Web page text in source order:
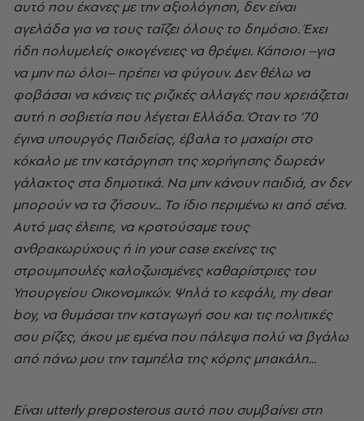
αυτό που έκανες με την αξιολόγηση, δεν είναι
αγελάδα για να τους ταΐζει όλους το δημόσιο. Έχει
ήδη πολυμελείς οικογένειες να θρέψει. Κάποιοι –για
να μην πω όλοι– πρέπει να φύγουν. Δεν θέλω να
φοβάσαι να κάνεις τις ριζικές αλλαγές που χρειάζεται
αυτή η σοβιετία που λέγεται Ελλάδα. Όταν το ’70
έγινα υπουργός Παιδείας, έβαλα το μαχαίρι στο
κόκαλο με την κατάργηση της χορήγησης δωρεάν
γάλακτος στα δημοτικά. Να μην κάνουν παιδιά, αν δεν
μπορούν να τα ζήσουν... Το ίδιο περιμένω κι από σένα.
Αυτό μας έλειπε, να κρατούσαμε τους
ανθρακωρύχους ή in your case εκείνες τις
στρουμπουλές καλοζωισμένες καθαρίστριες του
Υπουργείου Οικονομικών. Ψηλά το κεφάλι, my dear
boy, να θυμάσαι την καταγωγή σου και τις πολιτικές
σου ρίζες, άκου με εμένα που πάλεψα πολύ να βγάλω
από πάνω μου την ταμπέλα της κόρης μπακάλη...
Eίναι utterly preposterous αυτό που συμβαίνει στη